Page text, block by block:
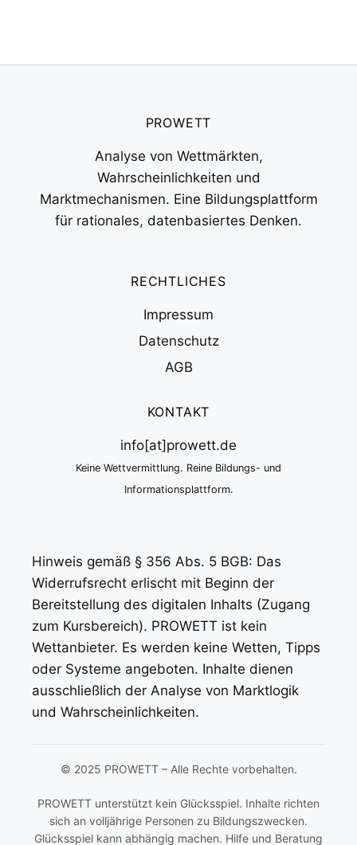
PROWETT
Analyse von Wettmärkten,
Wahrscheinlichkeiten und
Marktmechanismen. Eine Bildungsplattform
für rationales, datenbasiertes Denken.
RECHTLICHES
Impressum
Datenschutz
AGB
KONTAKT
info[at]prowett.de
Keine Wettvermittlung. Reine Bildungs- und
Informationsplattform.
Hinweis gemäß § 356 Abs. 5 BGB: Das
Widerrufsrecht erlischt mit Beginn der
Bereitstellung des digitalen Inhalts (Zugang
zum Kursbereich). PROWETT ist kein
Wettanbieter. Es werden keine Wetten, Tipps
oder Systeme angeboten. Inhalte dienen
ausschließlich der Analyse von Marktlogik
und Wahrscheinlichkeiten.
© 2025 PROWETT – Alle Rechte vorbehalten.
PROWETT unterstützt kein Glücksspiel. Inhalte richten
sich an volljährige Personen zu Bildungszwecken.
Glücksspiel kann abhängig machen. Hilfe und Beratung